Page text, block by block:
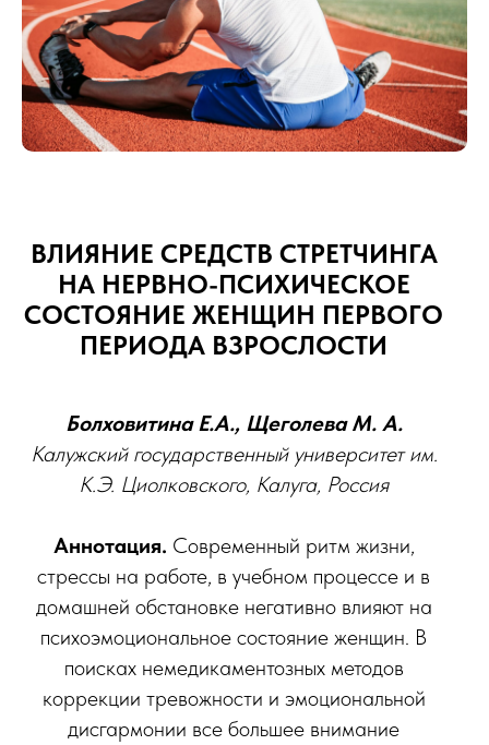
ВЛИЯНИЕ СРЕДСТВ СТРЕТЧИНГА
НА НЕРВНО-ПСИХИЧЕСКОЕ
СОСТОЯНИЕ ЖЕНЩИН ПЕРВОГО
ПЕРИОДА ВЗРОСЛОСТИ
Болховитина Е.А., Щеголева М. А.
Калужский государственный университет им.
К.Э. Циолковского, Калуга, Россия
Аннотация. Современный ритм жизни,
стрессы на работе, в учебном процессе и в
домашней обстановке негативно влияют на
психоэмоциональное состояние женщин. В
поисках немедикаментозных методов
коррекции тревожности и эмоциональной
дисгармонии все большее внимание